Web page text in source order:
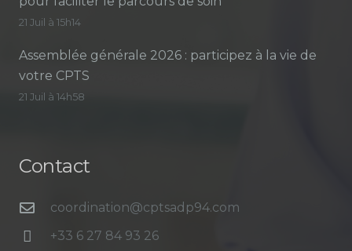
21 Juil à 15h14
Assemblée générale 2026 : participez à la vie de
votre CPTS
21 Juil à 14h58
Contact
coordination@cptsadp94.com
+33 6 27 84 93 26